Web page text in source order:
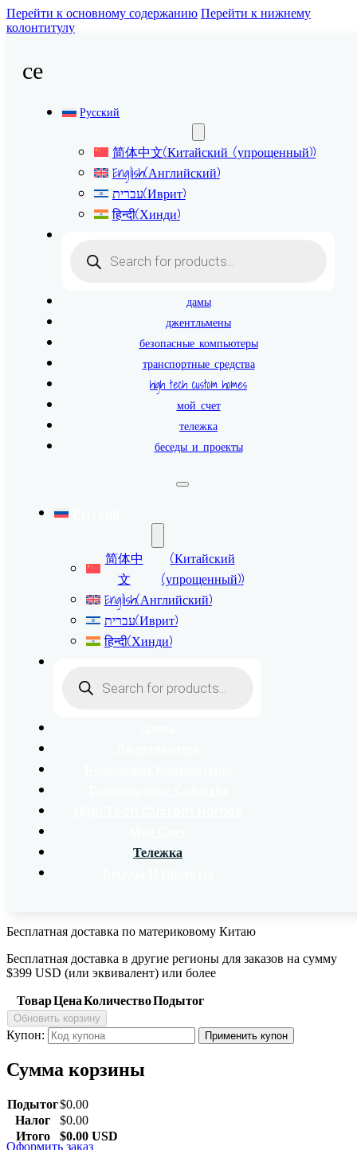
Перейти к основному содержанию Перейти к нижнему
колонтитулу
се
Русский
简体中文(Китайский (упрощенный))
English(Английский)
עברית(Иврит)
हिन्दी(Хинди)
товаров
дамы
джентльмены
безопасные компьютеры
транспортные средства
high tech custom homes
мой счет
тележка
беседы и проекты
简体中
文
(Китайский
(упрощенный))
English(Английский)
עברית(Иврит)
हिन्दी(Хинди)
товаров
Тележка
Бесплатная доставка по материковому Китаю
Бесплатная доставка в другие регионы для заказов на сумму
$399 USD (или эквивалент) или более
ТоварЦенаКоличествоПодытог
Обновить корзину
Купон: Применить купон
Сумма корзины
Подытог$0.00
Налог
$0.00
Итого
$0.00 USD
Оформить заказ